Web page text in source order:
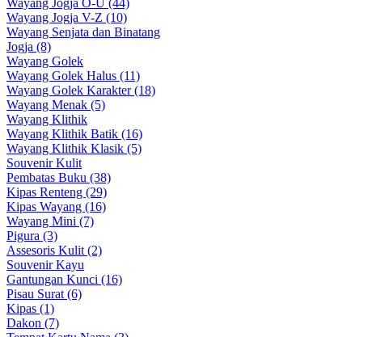
Wayang Jogja O-U (44)
Wayang Jogja V-Z (10)
Wayang Senjata dan Binatang
Jogja (8)
Wayang Golek
Wayang Golek Halus (11)
Wayang Golek Karakter (18)
Wayang Menak (5)
Wayang Klithik
Wayang Klithik Batik (16)
Wayang Klithik Klasik (5)
Souvenir Kulit
Pembatas Buku (38)
Kipas Renteng (29)
Kipas Wayang (16)
Wayang Mini (7)
Pigura (3)
Assesoris Kulit (2)
Souvenir Kayu
Gantungan Kunci (16)
Pisau Surat (6)
Kipas (1)
Dakon (7)